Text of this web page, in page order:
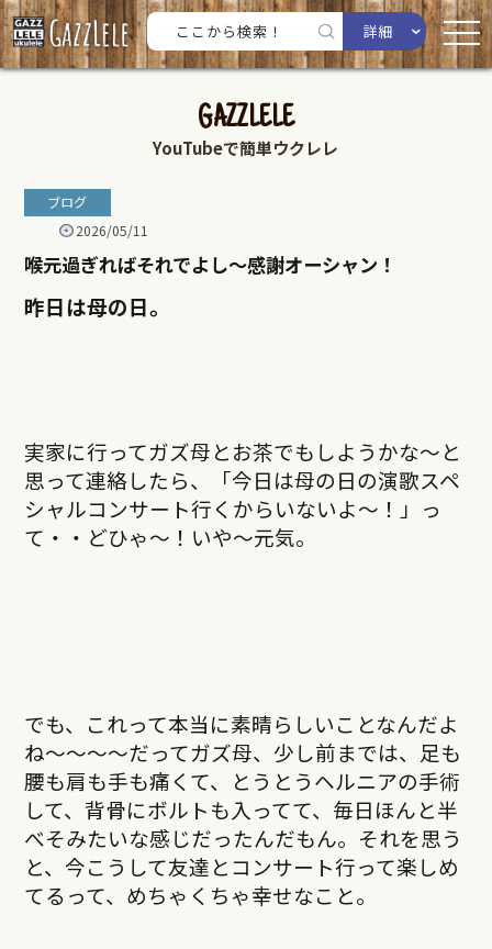
詳細
GAZZLELE
YouTubeで簡単ウクレレ
ブログ
2026/05/11
喉元過ぎればそれでよし〜感謝オーシャン！
昨日は母の日。
実家に行ってガズ母とお茶でもしようかな～と
思って連絡したら、「今日は母の日の演歌スペ
シャルコンサート行くからいないよ～！」っ
て・・どひゃ～！いや～元気。
でも、これって本当に素晴らしいことなんだよ
ね〜〜〜〜だってガズ母、少し前までは、足も
腰も肩も手も痛くて、とうとうヘルニアの手術
して、背骨にボルトも入ってて、毎日ほんと半
べそみたいな感じだったんだもん。それを思う
と、今こうして友達とコンサート行って楽しめ
てるって、めちゃくちゃ幸せなこと。